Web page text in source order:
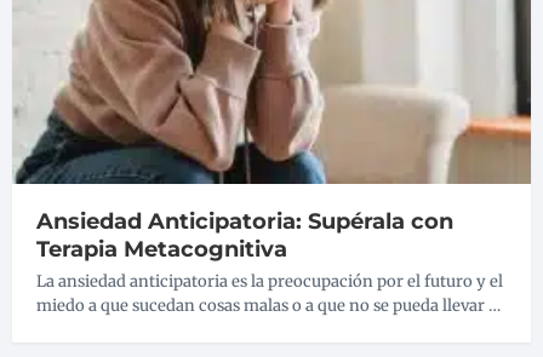
Ansiedad Anticipatoria: Supérala con
Terapia Metacognitiva
La ansiedad anticipatoria es la preocupación por el futuro y el
miedo a que sucedan cosas malas o a que no se pueda llevar …